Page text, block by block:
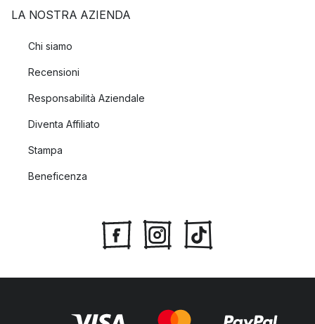
LA NOSTRA AZIENDA
Chi siamo
Recensioni
Responsabilità Aziendale
Diventa Affiliato
Stampa
Beneficenza